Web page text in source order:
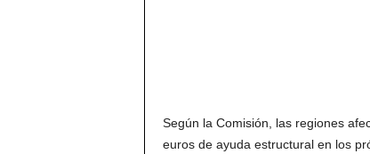
Según la Comisión, las regiones
euros de ayuda estructural en los